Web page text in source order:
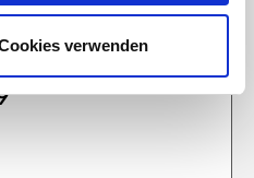
verwenden